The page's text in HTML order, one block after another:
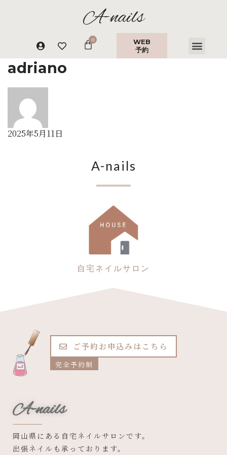
A-nails
WEB
予約
adriano
2025年5月11日
A-nails
自宅ネイルサロン
ご予約お申込みはこちら
完全予約制
A-nails
岡山県にある自宅ネイルサロンです。
出張ネイルも承っております。